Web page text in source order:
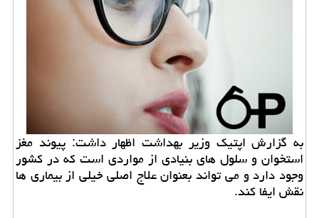
به گزارش اپتیك وزیر بهداشت اظهار داشت: پیوند مغز
استخوان و سلول های بنیادی از مواردی است كه در كشور
وجود دارد و می تواند بعنوان علاج اصلی خیلی از بیماری ها
نقش ایفا كند.